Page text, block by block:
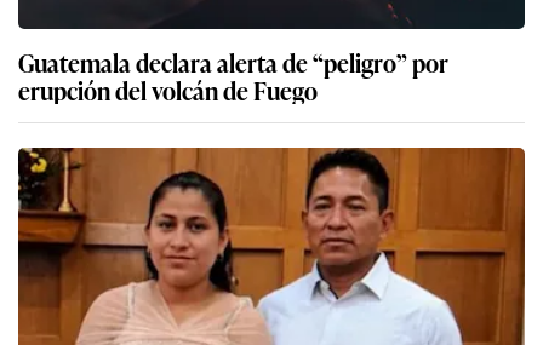
Guatemala declara alerta de “peligro” por
erupción del volcán de Fuego